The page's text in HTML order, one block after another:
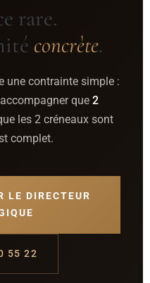
rare.
concrète.
une contrainte simple :
que 2
les 2 créneaux sont
complet.
LE DIRECTEUR
55 22